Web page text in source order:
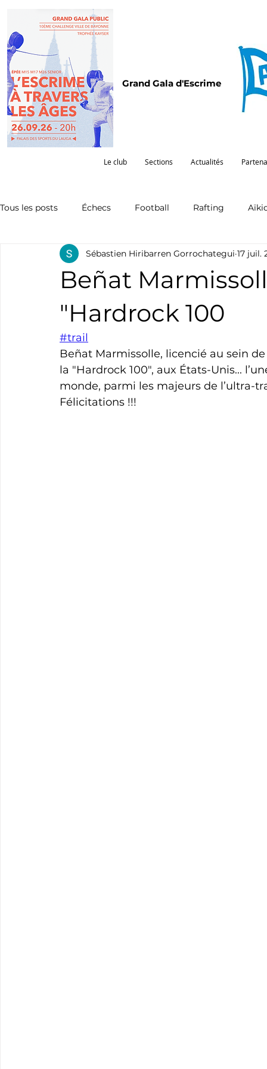
Grand Gala d'Escrime
Le club Sections Actualités
Tous les posts Échecs Football Rafting
Omnisports Partenariat Pelote Pentathlon
Natation Triathlon
Cyclotourisme Surf Basket
Beñat
"Hardrock 100
Sébastien Hiribarren Gorrochategui 17 juil.
#trail
Beñat Marmissolle, licencié au sein
la "Hardrock 100", aux États-Unis...
monde, parmi les majeurs de l’ultra-
Félicitations !!!